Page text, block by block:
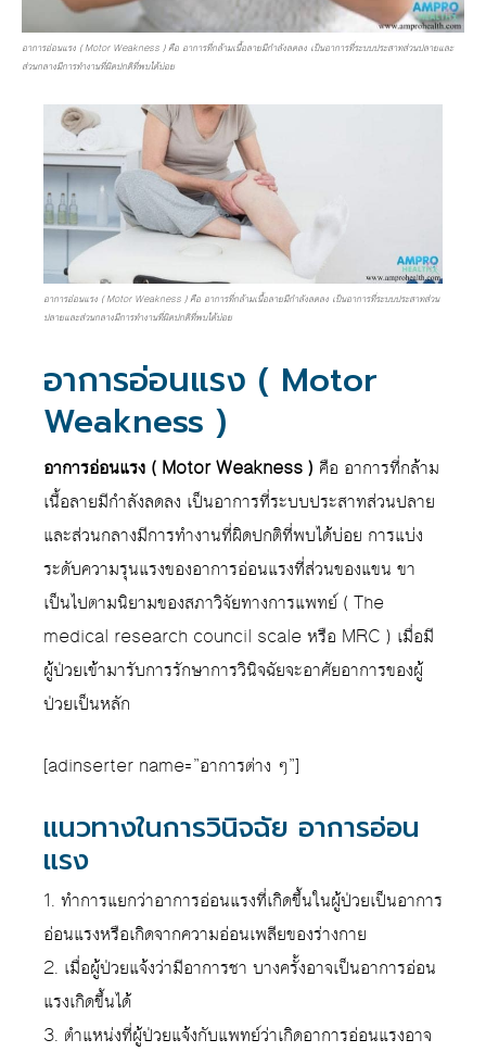
อาการอ่อนแรง ( Motor Weakness ) คือ อาการที่กล้ามเนื้อลายมีกำลังลดลง เป็นอาการที่ระบบประสาทส่วนปลายและ
ส่วนกลางมีการทำงานที่ผิดปกติที่พบได้บ่อย
อาการอ่อนแรง ( Motor Weakness ) คือ อาการที่กล้ามเนื้อลายมีกำลังลดลง เป็นอาการที่ระบบประสาทส่วน
ปลายและส่วนกลางมีการทำงานที่ผิดปกติที่พบได้บ่อย
อาการอ่อนแรง ( Motor
Weakness )
อาการอ่อนแรง ( Motor Weakness ) คือ อาการที่กล้าม
เนื้อลายมีกำลังลดลง เป็นอาการที่ระบบประสาทส่วนปลาย
และส่วนกลางมีการทำงานที่ผิดปกติที่พบได้บ่อย การแบ่ง
ระดับความรุนแรงของอาการอ่อนแรงที่ส่วนของแขน ขา
เป็นไปตามนิยามของสภาวิจัยทางการแพทย์ ( The
medical research council scale หรือ MRC ) เมื่อมี
ผู้ป่วยเข้ามารับการรักษาการวินิจฉัยจะอาศัยอาการของผู้
ป่วยเป็นหลัก
[adinserter name=”อาการต่าง ๆ”]
แนวทางในการวินิจฉัย อาการอ่อน
แรง
1. ทำการแยกว่าอาการอ่อนแรงที่เกิดขึ้นในผู้ป่วยเป็นอาการ
อ่อนแรงหรือเกิดจากความอ่อนเพลียของร่างกาย
2. เมื่อผู้ป่วยแจ้งว่ามีอาการชา บางครั้งอาจเป็นอาการอ่อน
แรงเกิดขึ้นได้
3. ตำแหน่งที่ผู้ป่วยแจ้งกับแพทย์ว่าเกิดอาการอ่อนแรงอาจ